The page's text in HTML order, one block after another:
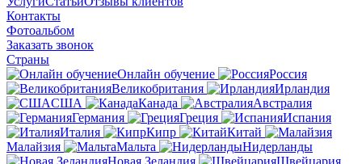
Контакты
Фотоальбом
Заказать звонок
Страны
Онлайн обучение
Россия
Великобритания
Ирландия
США
Канада
Австралия
Германия
Греция
Испания
Италия
Кипр
Китай
Малайзия
Мальта
Нидерланды
Новая Зеландия
Швейцария